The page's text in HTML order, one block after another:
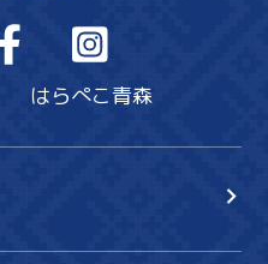
はらぺこ青森